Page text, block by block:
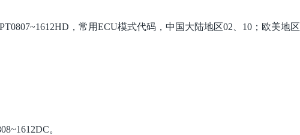
，常用ECU模式代码，中国大陆地区02、10；欧美地区
。